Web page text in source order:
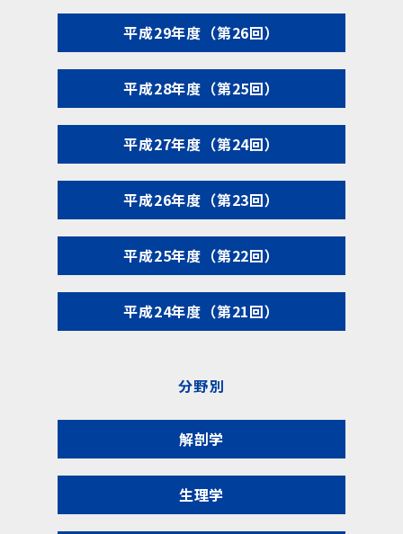
平成29年度（第26回）
平成28年度（第25回）
平成27年度（第24回）
平成26年度（第23回）
平成25年度（第22回）
平成24年度（第21回）
分野別
解剖学
生理学